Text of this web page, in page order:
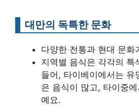
대만의 독특한 문화
다양한 전통과 현대 문화
지역별 음식은 각각의 특
들어, 타이베이에서는 유
은 음식이 많고, 타이중
예요.